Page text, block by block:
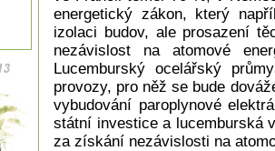
energetický zákon, který
izolaci budov, ale prosazení
nezávislost na atomové
Lucemburský ocelářský
provozy, pro něž se bude
vybudování paroplynové
státní investice a lucemburská
za získání nezávislosti na